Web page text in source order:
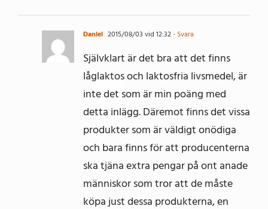
Daniel 2015/08/03 vid 12:32- Svara
Självklart är det bra att det finns
låglaktos och laktosfria livsmedel, är
inte det som är min poäng med
detta inlägg. Däremot finns det vissa
produkter som är väldigt onödiga
och bara finns för att producenterna
ska tjäna extra pengar på ont anade
människor som tror att de måste
köpa just dessa produkterna, en